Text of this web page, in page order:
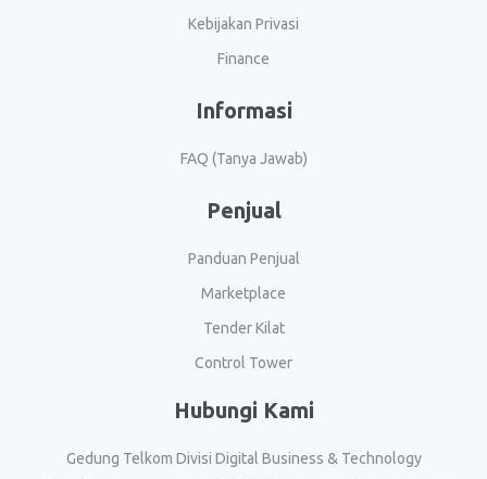
Kebijakan Privasi
Finance
Informasi
FAQ (Tanya Jawab)
Penjual
Panduan Penjual
Marketplace
Tender Kilat
Control Tower
Hubungi Kami
Gedung Telkom Divisi Digital Business & Technology